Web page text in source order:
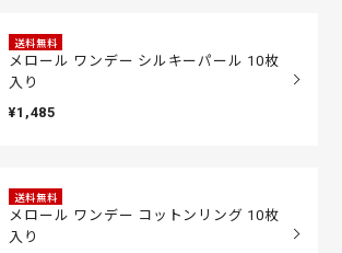
送料無料
メロール ワンデー シルキーパール 10枚
入り
¥1,485
送料無料
メロール ワンデー コットンリング 10枚
入り